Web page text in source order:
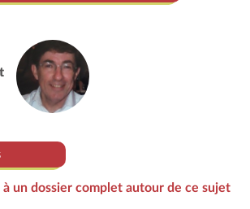
à un dossier complet autour de ce sujet